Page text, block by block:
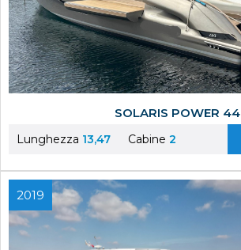
SOLARIS POWER 44
Lunghezza 13,47 Cabine 2
2019